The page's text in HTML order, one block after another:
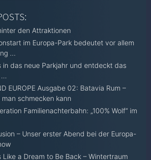
den Attraktionen
im Europa-Park bedeutet vor allem
...
in das neue Parkjahr und entdeckt das
EUROPE Ausgabe 02: Batavia Rum –
man schmecken kann
Familienachterbahn: „100% Wolf“ im
– Unser erster Abend bei der Europa-
Like a Dream to Be Back – Wintertraum